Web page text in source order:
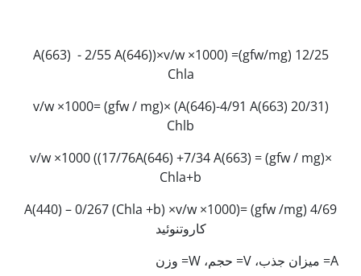
12/25 A(663) - 2/55 A(646))×v/w ×1000) =(gfw/mg)
Chla
(20/31 A(646)-4/91 A(663)) ×v/w ×1000= (gfw / mg)
Chlb
×v/w ×1000 ((17/76A(646) +7/34 A(663) = (gfw / mg)
Chla+b
4/69 A(440) – 0/267 (Chla +b) ×v/w ×1000)= (gfw /mg)
کاروتنوئید
A= میزان جذب، V= حجم، W= وزن